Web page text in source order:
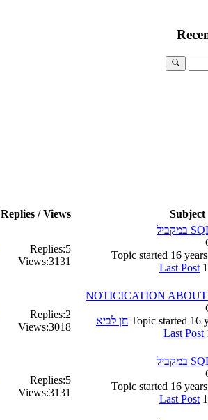
Subject
Replies / Views
Topic started 16
Last Post
Replies:5
Views:3131
NOTICICATION ABOUT
Topic started 16 חן לביא
Last Post
Replies:2
Views:3018
Topic started 16
Last Post
Replies:5
Views:3131